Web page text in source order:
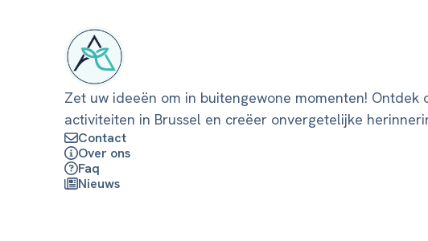
Zet uw ideeën om in buitengewone momenten! Ontdek
activiteiten in Brussel en creëer onvergetelijke
Contact
Over ons
Faq
Nieuws